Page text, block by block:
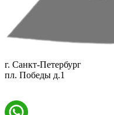
г. Санкт-Петербург
пл. Победы д.1